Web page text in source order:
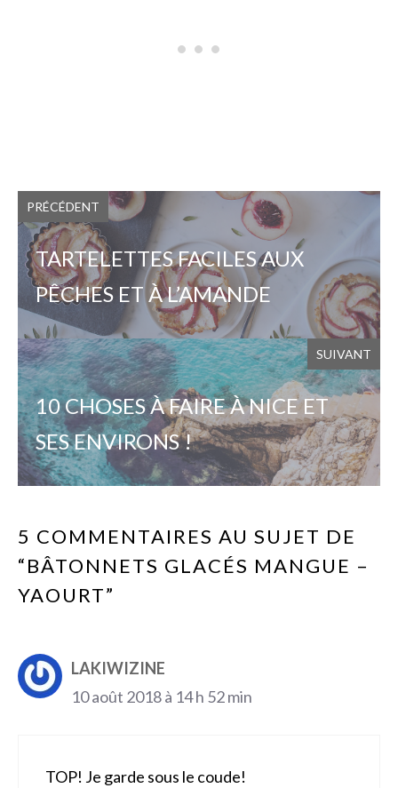
PRÉCÉDENT
TARTELETTES FACILES AUX
PÊCHES ET À L’AMANDE
SUIVANT
10 CHOSES À FAIRE À NICE ET
SES ENVIRONS !
5 COMMENTAIRES AU SUJET DE
“BÂTONNETS GLACÉS MANGUE –
YAOURT”
LAKIWIZINE
10 août 2018 à 14 h 52 min
TOP! Je garde sous le coude!